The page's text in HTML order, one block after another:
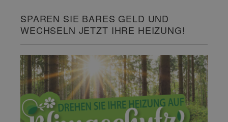
SPAREN SIE BARES GELD UND
WECHSELN JETZT IHRE HEIZUNG!